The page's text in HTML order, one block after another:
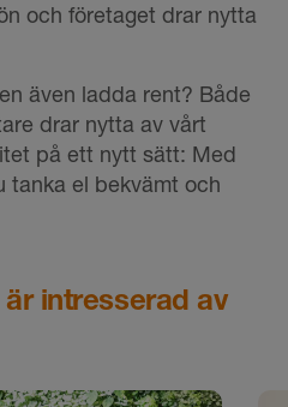
och företaget drar nytta
även ladda rent? Både
drar nytta av vårt
på ett nytt sätt: Med
tanka el bekvämt och
intresserad av